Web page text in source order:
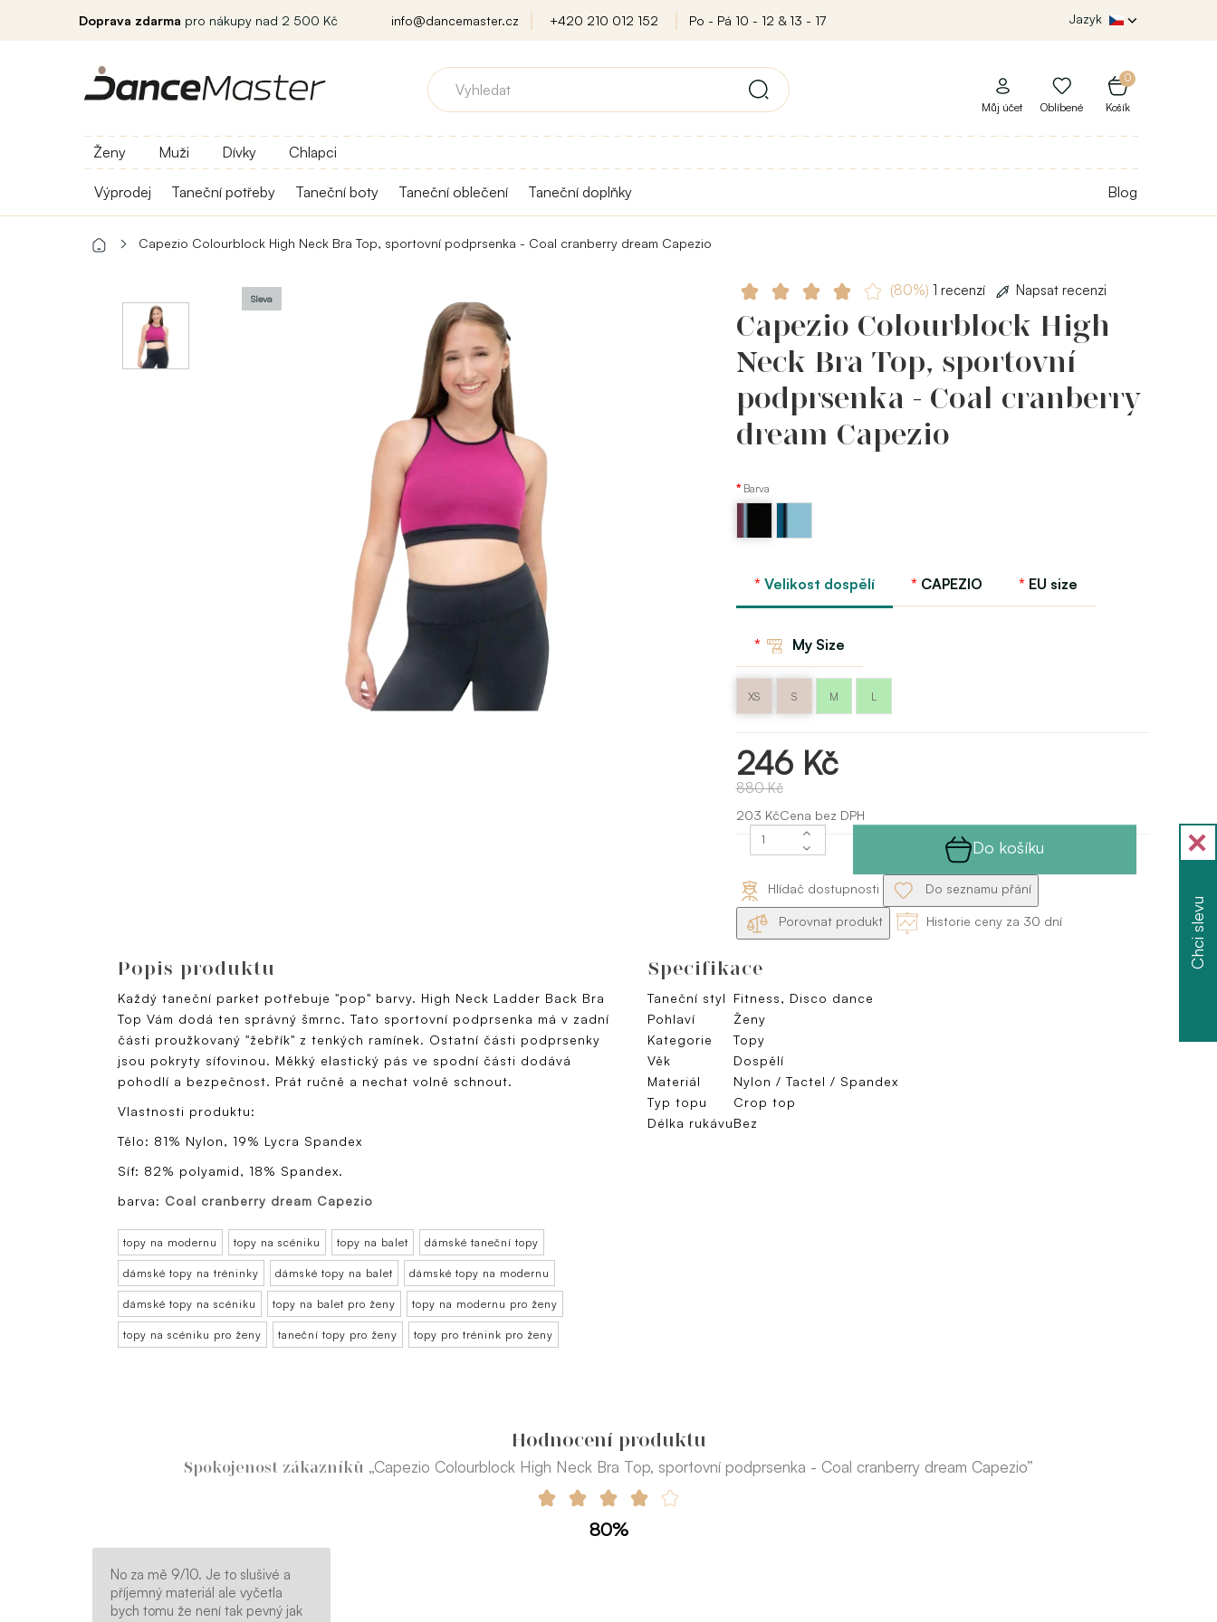
Doprava zdarma pro nákupy nad 2 500 Kč info@dancemaster.cz +420 210 012 152 Po - Pá 10 - 12 & 13 - 17 Jazyk
0
Košík
Můj účet Oblíbené
Ženy Muži Dívky Chlapci
Výprodej Taneční potřeby Taneční boty Taneční oblečení Taneční doplňky Blog
Capezio Colourblock High Neck Bra Top, sportovní podprsenka - Coal cranberry dream Capezio
Sleva
(80%) 1 recenzí Napsat recenzi
Capezio Colourblock High
Neck Bra Top, sportovní
podprsenka - Coal cranberry
dream Capezio
Barva
dream dream
Velikost dospělí CAPEZIO EU size
My Size
XS S M L
246 Kč
880 Kč
203 KčCena bez DPH
Do košíku
Hlídač dostupnosti Do seznamu přání
Porovnat produkt Historie ceny za 30 dní
Popis produktu
Každý taneční parket potřebuje "pop" barvy. High Neck Ladder Back Bra
Top Vám dodá ten správný šmrnc. Tato sportovní podprsenka má v zadní
části proužkovaný "žebřík" z tenkých ramínek. Ostatní části podprsenky
jsou pokryty síťovinou. Měkký elastický pás ve spodní části dodává
pohodlí a bezpečnost. Prát ručně a nechat volně schnout.
Vlastnosti produktu:
Tělo: 81% Nylon, 19% Lycra Spandex
Síť: 82% polyamid, 18% Spandex.
barva: Coal cranberry dream Capezio
topy na modernu topy na scéniku topy na balet dámské taneční topy
dámské topy na tréninky dámské topy na balet dámské topy na modernu
dámské topy na scéniku topy na balet pro ženy topy na modernu pro ženy
topy na scéniku pro ženy taneční topy pro ženy topy pro trénink pro ženy
Specifikace
Taneční styl
Fitness, Disco dance
Pohlaví
Ženy
Kategorie
Topy
Věk
Dospělí
Materiál
Nylon / Tactel / Spandex
Typ topu
Crop top
Délka rukávuBez
Hodnocení produktu
Spokojenost zákazníků „Capezio Colourblock High Neck Bra Top, sportovní podprsenka - Coal cranberry dream Capezio”
80%
No za mě 9/10. Je to slušivé a
příjemný materiál ale vyčetla
bych tomu že není tak pevný jak
Chci slevu